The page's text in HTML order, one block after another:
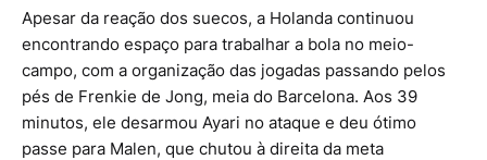
Apesar da reação dos suecos, a Holanda continuou
encontrando espaço para trabalhar a bola no meio-
campo, com a organização das jogadas passando pelos
pés de Frenkie de Jong, meia do Barcelona. Aos 39
minutos, ele desarmou Ayari no ataque e deu ótimo
passe para Malen, que chutou à direita da meta